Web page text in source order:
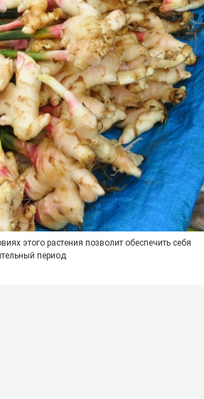
этого растения позволит обеспечить себя
период